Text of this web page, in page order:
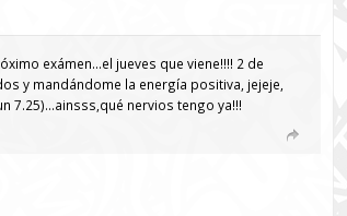
exámen…el jueves que viene!!!! 2 de
y mandándome la energía positiva, jejeje,
7.25)…ainsss,qué nervios tengo ya!!!